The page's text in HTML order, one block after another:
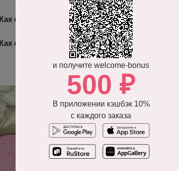
Как оплатить заказ?
Как оформить заказ на доставку цветов?
и получите welcome-bonus
500 ₽
В приложении кэшбэк 10%
с каждого заказа